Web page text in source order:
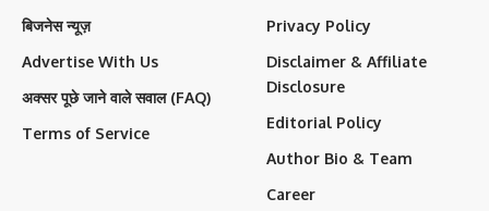
बिजनेस न्यूज़
Advertise With Us
अक्सर पूछे जाने वाले सवाल (FAQ)
Terms of Service
Privacy Policy
Disclaimer & Affiliate
Disclosure
Editorial Policy
Author Bio & Team
Career